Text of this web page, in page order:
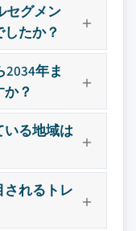
セグメン
たか？
年ま
？
いる地域は
されるトレ